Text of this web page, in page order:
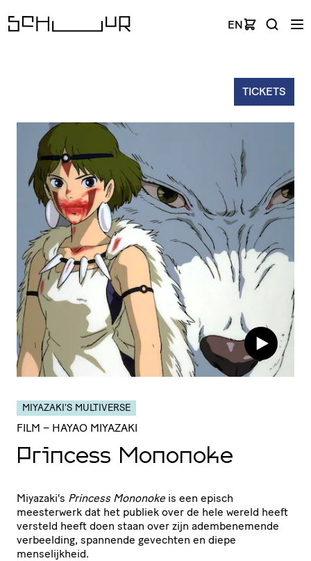
EN
TICKETS
MIYAZAKI'S MULTIVERSE
FILM – HAYAO MIYAZAKI
Princess Mononoke
Miyazaki's Princess Mononoke is een episch
meesterwerk dat het publiek over de hele wereld heeft
versteld heeft doen staan over zijn adembenemende
verbeelding, spannende gevechten en diepe
menselijkheid.